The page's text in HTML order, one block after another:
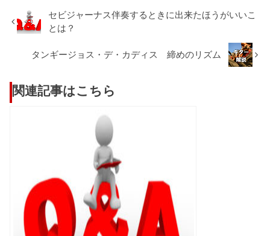
セビジャーナス伴奏するときに出来たほうがいいこ
とは？
タンギージョス・デ・カディス 締めのリズム
関連記事はこちら